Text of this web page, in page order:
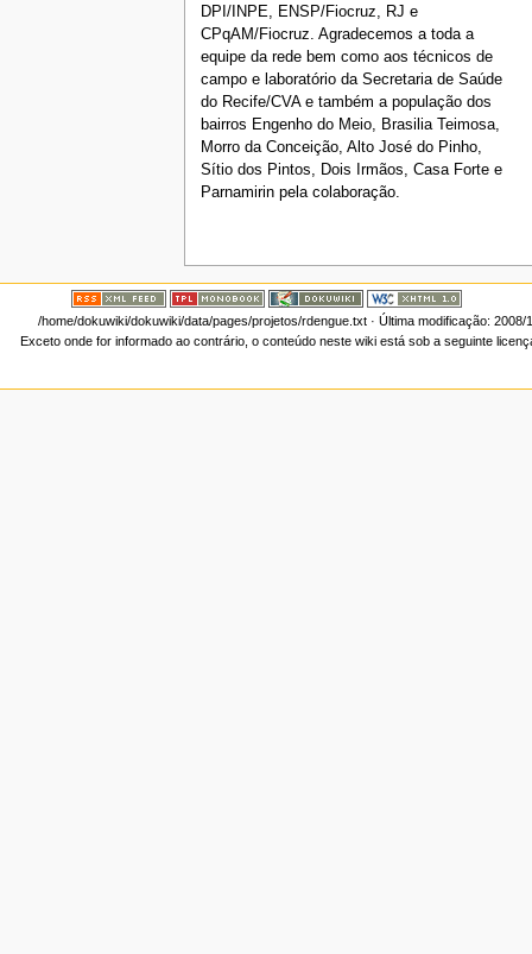
DPI/INPE, ENSP/Fiocruz, RJ e
CPqAM/Fiocruz. Agradecemos a toda a
equipe da rede bem como aos técnicos de
campo e laboratório da Secretaria de Saúde
do Recife/CVA e também a população dos
bairros Engenho do Meio, Brasilia Teimosa,
Morro da Conceição, Alto José do Pinho,
Sítio dos Pintos, Dois Irmãos, Casa Forte e
Parnamirin pela colaboração.
/home/dokuwiki/dokuwiki/data/pages/projetos/rdengue.txt· Última modificação: 2008/
Exceto onde for informado ao contrário, o conteúdo neste wiki está sob a seguinte